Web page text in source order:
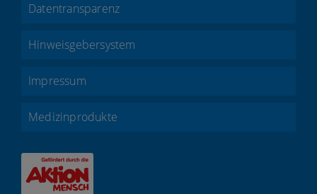
Datentransparenz
Hinweisgebersystem
Impressum
Medizinprodukte